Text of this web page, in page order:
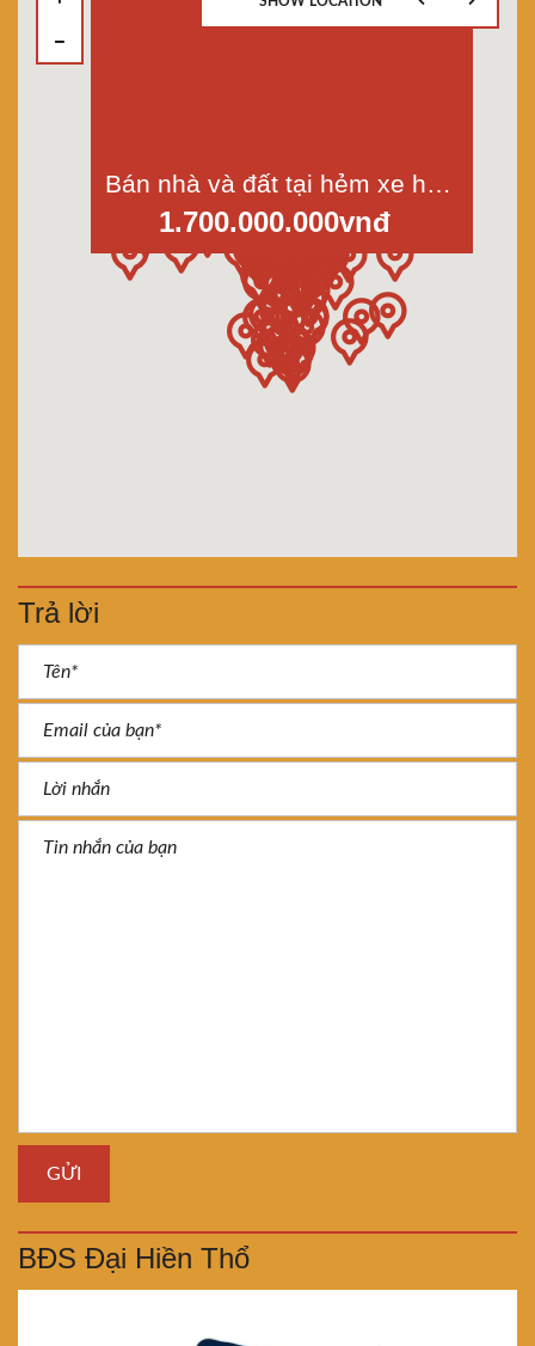
Bán nhà và đất tại hẻm xe hơi Phước Lâm, Cần Giuộc, Long An, diện tích đất1000m2 nhà 126m2
1.700.000.000vnđ
Trả lời
BĐS Đại Hiền Thổ